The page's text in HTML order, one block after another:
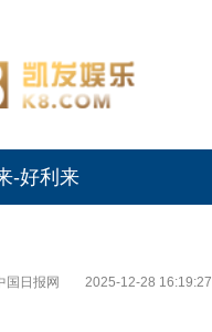
-好利来
国日报网 2025-12-28 16:19:27